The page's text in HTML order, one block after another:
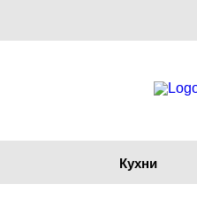
Кухни